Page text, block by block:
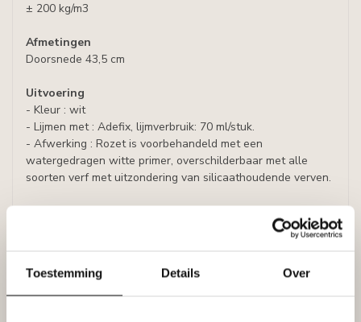
Toestemming Details Over
± 200 kg/m3
Afmetingen
Doorsnede 43,5 cm
Uitvoering
- Kleur : wit
- Lijmen met : Adefix, lijmverbruik: 70 ml/stuk.
- Afwerking : Rozet is voorbehandeld met een
watergedragen witte primer, overschilderbaar met alle
soorten verf met uitzondering van silicaathoudende verven.
Tags